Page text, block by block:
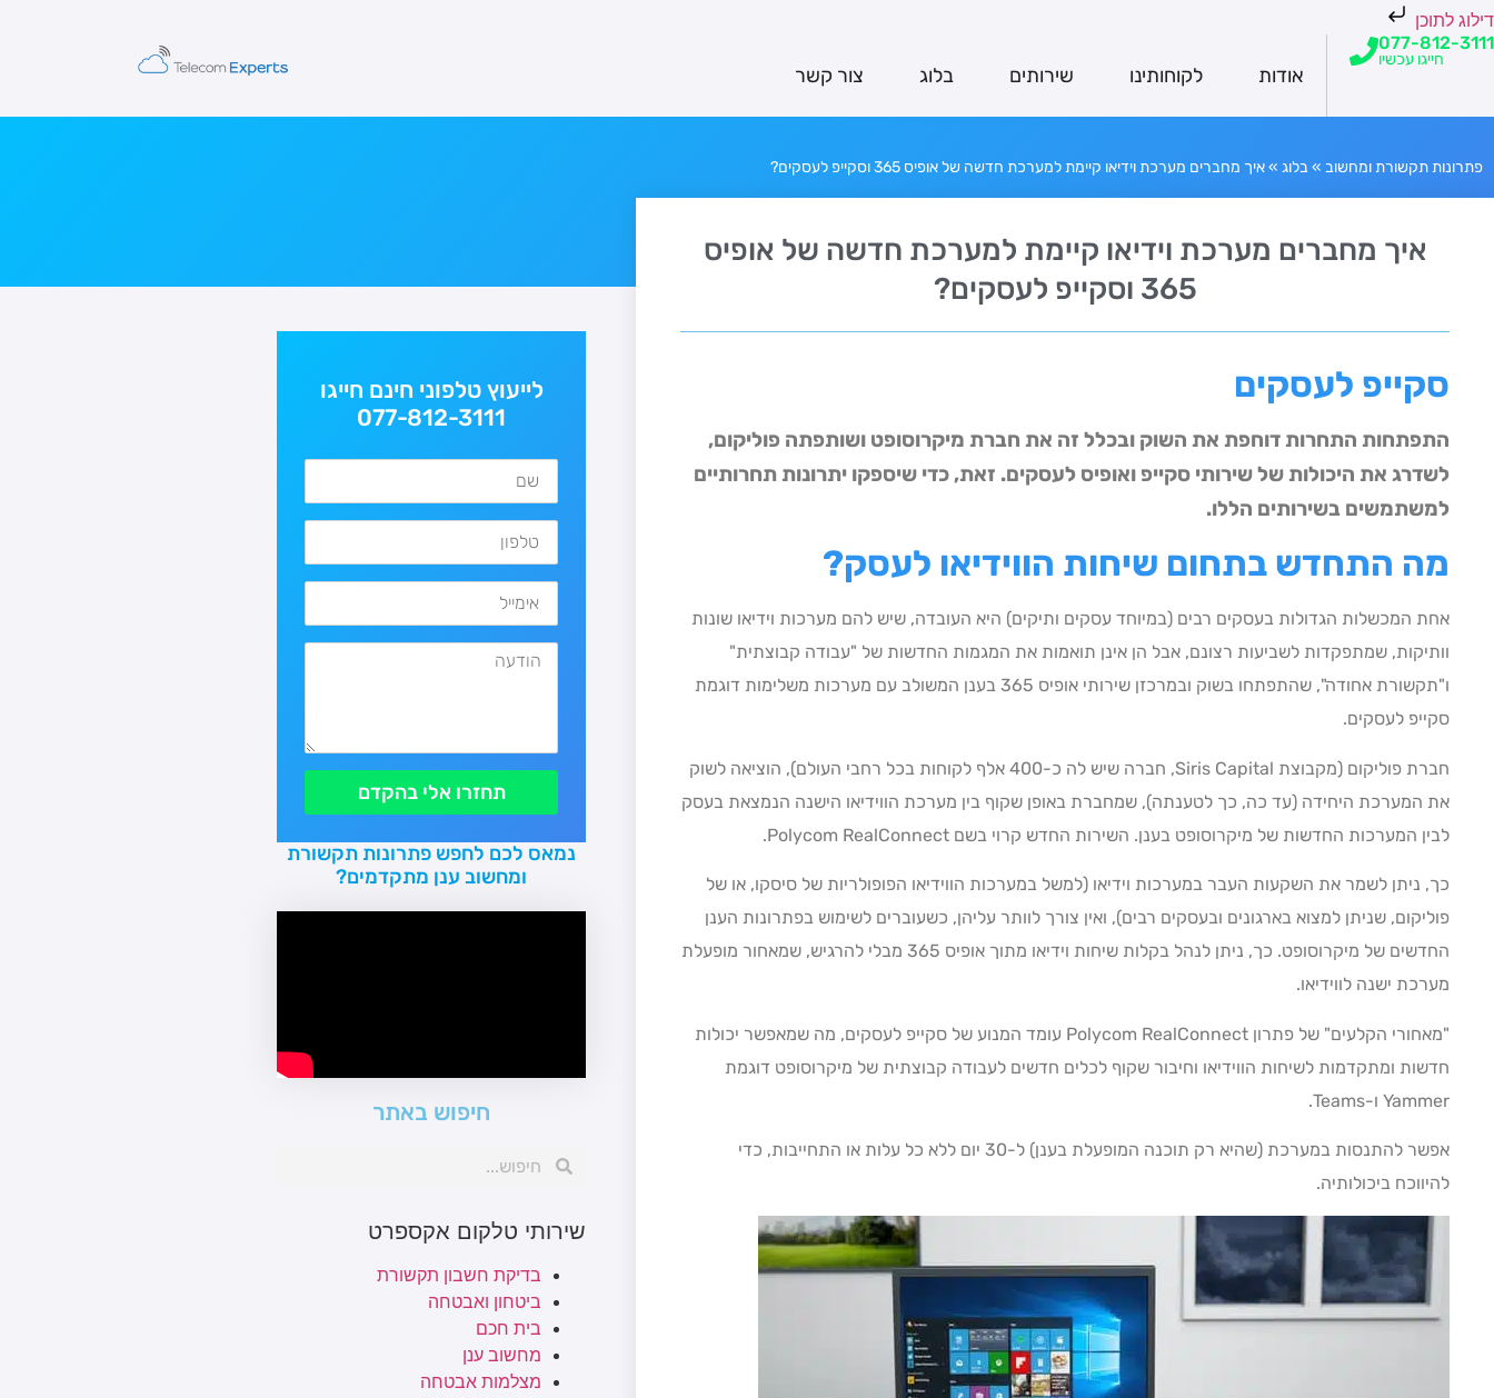
דילוג לתוכן
077-812-3111
חייגו עכשיו
אודות לקוחותינו שירותים בלוג צור קשר
פתרונות תקשורת ומחשוב »בלוג »איך מחברים מערכת וידיאו קיימת למערכת חדשה של אופיס 365 וסקייפ לעסקים?
איך מחברים מערכת וידיאו קיימת למערכת חדשה של אופיס
365 וסקייפ לעסקים?
סקייפ לעסקים
התפתחות התחרות דוחפת את השוק ובכלל זה את חברת מיקרוסופט ושותפתה פוליקום,
לשדרג את היכולות של שירותי סקייפ ואופיס לעסקים. זאת, כדי שיספקו יתרונות תחרותיים
למשתמשים בשירותים הללו.
מה התחדש בתחום שיחות הווידיאו לעסק?
אחת המכשלות הגדולות בעסקים רבים (במיוחד עסקים ותיקים) היא העובדה, שיש להם מערכות וידיאו שונות
וותיקות, שמתפקדות לשביעות רצונם, אבל הן אינן תואמות את המגמות החדשות של "עבודה קבוצתית"
ו"תקשורת אחודה", שהתפתחו בשוק ובמרכזן שירותי אופיס 365 בענן המשולב עם מערכות משלימות דוגמת
סקייפ לעסקים.
חברת פוליקום (מקבוצת Siris Capital, חברה שיש לה כ-400 אלף לקוחות בכל רחבי העולם), הוציאה לשוק
את המערכת היחידה (עד כה, כך לטענתה), שמחברת באופן שקוף בין מערכת הווידיאו הישנה הנמצאת בעסק
לבין המערכות החדשות של מיקרוסופט בענן. השירות החדש קרוי בשם Polycom RealConnect.
כך, ניתן לשמר את השקעות העבר במערכות וידיאו (למשל במערכות הווידיאו הפופולריות של סיסקו, או של
פוליקום, שניתן למצוא בארגונים ובעסקים רבים), ואין צורך לוותר עליהן, כשעוברים לשימוש בפתרונות הענן
החדשים של מיקרוסופט. כך, ניתן לנהל בקלות שיחות וידיאו מתוך אופיס 365 מבלי להרגיש, שמאחור מופעלת
מערכת ישנה לווידיאו.
"מאחורי הקלעים" של פתרון Polycom RealConnect עומד המנוע של סקייפ לעסקים, מה שמאפשר יכולות
חדשות ומתקדמות לשיחות הווידיאו וחיבור שקוף לכלים חדשים לעבודה קבוצתית של מיקרוסופט דוגמת
Yammer ו-Teams.
אפשר להתנסות במערכת (שהיא רק תוכנה המופעלת בענן) ל-30 יום ללא כל עלות או התחייבות, כדי
להיווכח ביכולותיה.
לייעוץ טלפוני חינם חייגו
077-812-3111
תחזרו אלי בהקדם
נמאס לכם לחפש פתרונות תקשורת
ומחשוב ענן מתקדמים?
חיפוש באתר
שירותי טלקום אקספרט
בדיקת חשבון תקשורת
ביטחון ואבטחה
בית חכם
מחשוב ענן
מצלמות אבטחה